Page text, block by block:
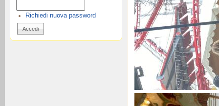
Richiedi nuova password